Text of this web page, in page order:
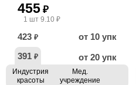
455 ₽
1 шт 9.10 ₽
423 ₽
от 10 упк
391 ₽ от 20 упк
Индустрия
красоты
Мед.
учреждение